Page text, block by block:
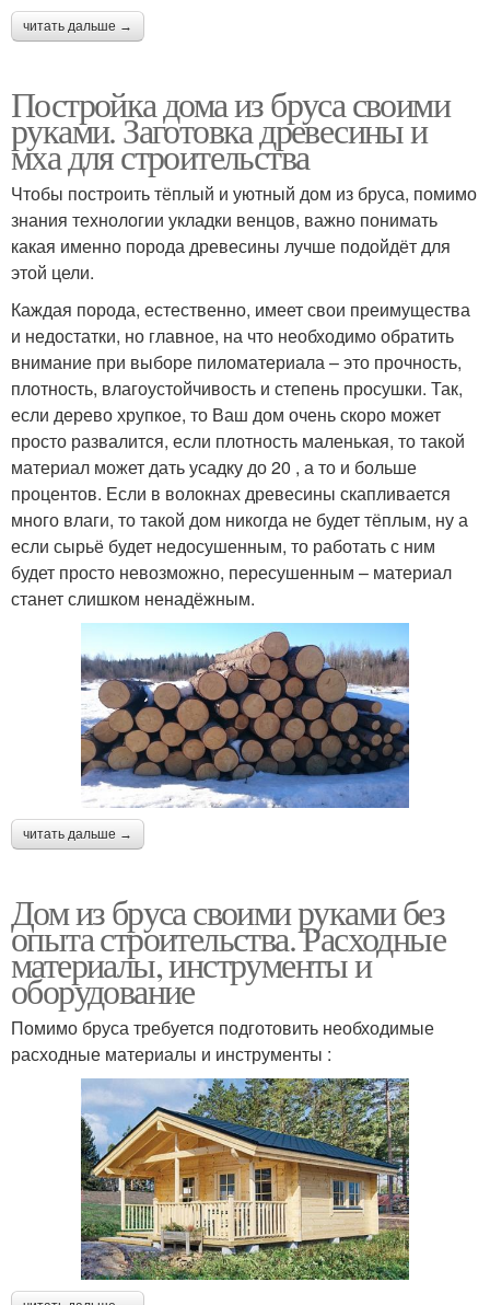
читать дальше →
Постройка дома из бруса своими
руками. Заготовка древесины и
мха для строительства
Чтобы построить тёплый и уютный дом из бруса, помимо
знания технологии укладки венцов, важно понимать
какая именно порода древесины лучше подойдёт для
этой цели.
Каждая порода, естественно, имеет свои преимущества
и недостатки, но главное, на что необходимо обратить
внимание при выборе пиломатериала – это прочность,
плотность, влагоустойчивость и степень просушки. Так,
если дерево хрупкое, то Ваш дом очень скоро может
просто развалится, если плотность маленькая, то такой
материал может дать усадку до 20 , а то и больше
процентов. Если в волокнах древесины скапливается
много влаги, то такой дом никогда не будет тёплым, ну а
если сырьё будет недосушенным, то работать с ним
будет просто невозможно, пересушенным – материал
станет слишком ненадёжным.
читать дальше →
Дом из бруса своими руками без
опыта строительства. Расходные
материалы, инструменты и
оборудование
Помимо бруса требуется подготовить необходимые
расходные материалы и инструменты :